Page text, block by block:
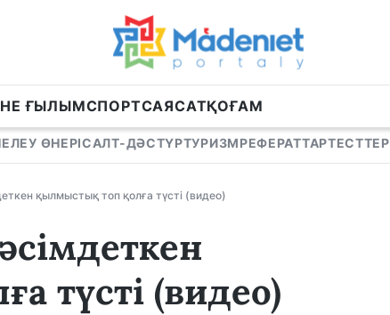
ҒЫЛЫМСПОРТСАЯСАТҚОҒАМ
ӨНЕРІСАЛТ-ДӘСТҮРТУРИЗМРЕФЕРАТТАРТЕСТТЕР
қылмыстық топ қолға түсті (видео)
түсті (видео)